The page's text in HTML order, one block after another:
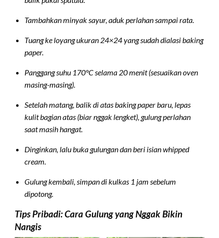
Tambahkan minyak sayur, aduk perlahan sampai rata.
Tuang ke loyang ukuran 24×24 yang sudah dialasi baking
paper.
Panggang suhu 170°C selama 20 menit (sesuaikan oven
masing-masing).
Setelah matang, balik di atas baking paper baru, lepas
kulit bagian atas (biar nggak lengket), gulung perlahan
saat masih hangat.
Dinginkan, lalu buka gulungan dan beri isian whipped
cream.
Gulung kembali, simpan di kulkas 1 jam sebelum
dipotong.
Tips Pribadi: Cara Gulung yang Nggak Bikin
Nangis